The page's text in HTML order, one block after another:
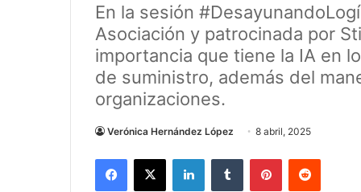
En la sesión
Asociación y patrocinada por
importancia que tiene la IA en
de suministro, además del
organizaciones.
Verónica Hernández López 8 abril, 2025